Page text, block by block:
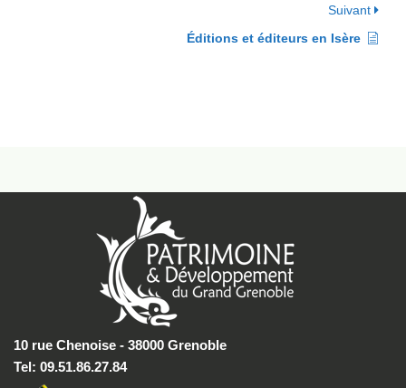
Suivant
Éditions et éditeurs en Isère
10 rue Chenoise - 38000 Grenoble
Tel: 09.51.86.27.84